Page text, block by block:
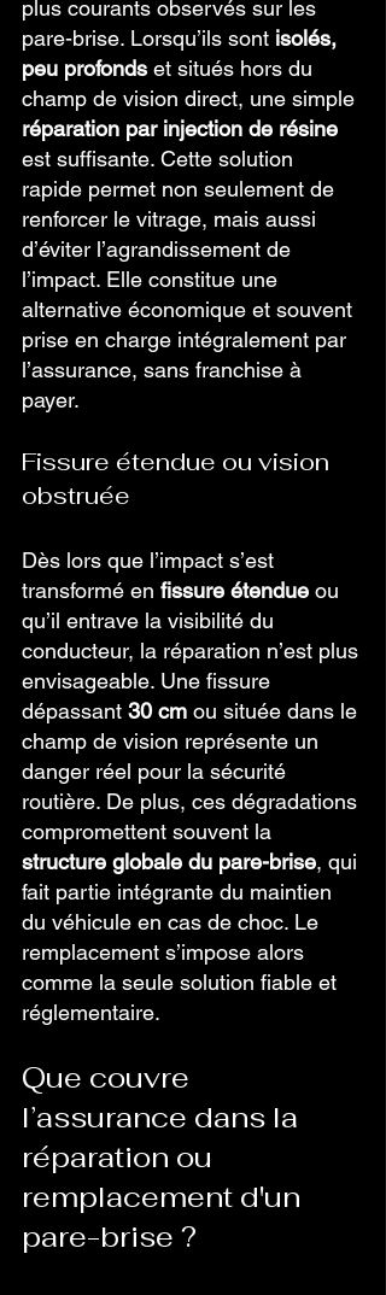
plus courants observés sur les
pare-brise. Lorsqu’ils sont isolés,
peu profonds et situés hors du
champ de vision direct, une simple
réparation par injection de résine
est suffisante. Cette solution
rapide permet non seulement de
renforcer le vitrage, mais aussi
d’éviter l’agrandissement de
l’impact. Elle constitue une
alternative économique et souvent
prise en charge intégralement par
l’assurance, sans franchise à
payer.
Fissure étendue ou vision
obstruée
Dès lors que l’impact s’est
transformé en fissure étendue ou
qu’il entrave la visibilité du
conducteur, la réparation n’est plus
envisageable. Une fissure
dépassant 30 cm ou située dans le
champ de vision représente un
danger réel pour la sécurité
routière. De plus, ces dégradations
compromettent souvent la
structure globale du pare-brise, qui
fait partie intégrante du maintien
du véhicule en cas de choc. Le
remplacement s’impose alors
comme la seule solution fiable et
réglementaire.
Que couvre
l’assurance dans la
réparation ou
remplacement d'un
pare-brise ?